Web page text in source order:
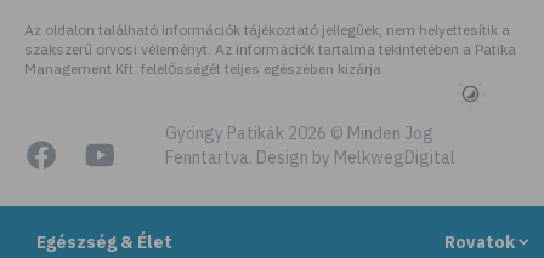
Egészség & Élet Rovatok
# citromfű
# testmozgás
# légúti allergia
# stresszoldás
# ásványi anyag
Az oldalon található információk tájékoztató jellegűek, nem helyettesítik a
szakszerű orvosi véleményt. Az információk tartalma tekintetében a Patika
Management Kft. felelősségét teljes egészében kizárja
Gyöngy Patikák 2026 © Minden Jog
Fenntartva. Design by MelkwegDigital